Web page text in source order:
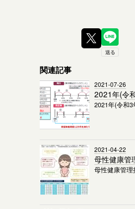
関連記事
2021-07-26
2021年(令
2021年(令和
2021-04-22
母性健康管
母性健康管